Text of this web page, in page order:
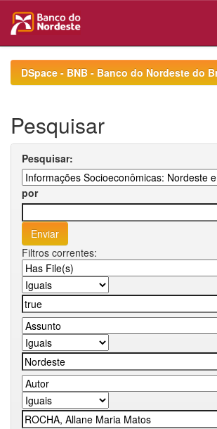
navigationDSpace - BNB - Banco do Nordeste do
Pesquisar
Pesquisar:
por
Filtros correntes: